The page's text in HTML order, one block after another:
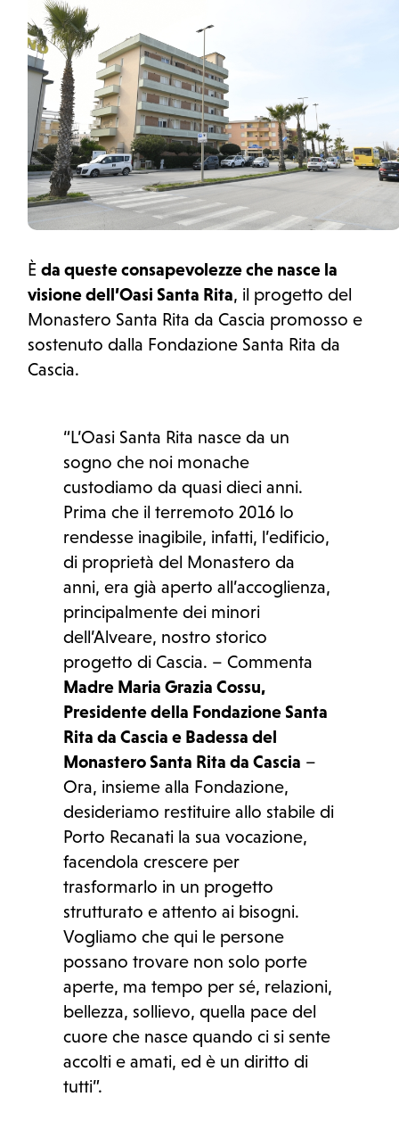
Èda queste consapevolezze che nasce la
visione dell’Oasi Santa Rita, il progetto del
Monastero Santa Rita da Cascia promosso e
sostenuto dalla Fondazione Santa Rita da
Cascia.
“L’Oasi Santa Rita nasce da un
sogno che noi monache
custodiamo da quasi dieci anni.
Prima che il terremoto 2016 lo
rendesse inagibile, infatti, l’edificio,
di proprietà del Monastero da
anni, era già aperto all’accoglienza,
principalmente dei minori
dell’Alveare, nostro storico
progetto di Cascia. – Commenta
Madre Maria Grazia Cossu,
Presidente della Fondazione Santa
Rita da Cascia e Badessa del
Monastero Santa Rita da Cascia –
Ora, insieme alla Fondazione,
desideriamo restituire allo stabile di
Porto Recanati la sua vocazione,
facendola crescere per
trasformarlo in un progetto
strutturato e attento ai bisogni.
Vogliamo che qui le persone
possano trovare non solo porte
aperte, ma tempo per sé, relazioni,
bellezza, sollievo, quella pace del
cuore che nasce quando ci si sente
accolti e amati, ed è un diritto di
tutti”.